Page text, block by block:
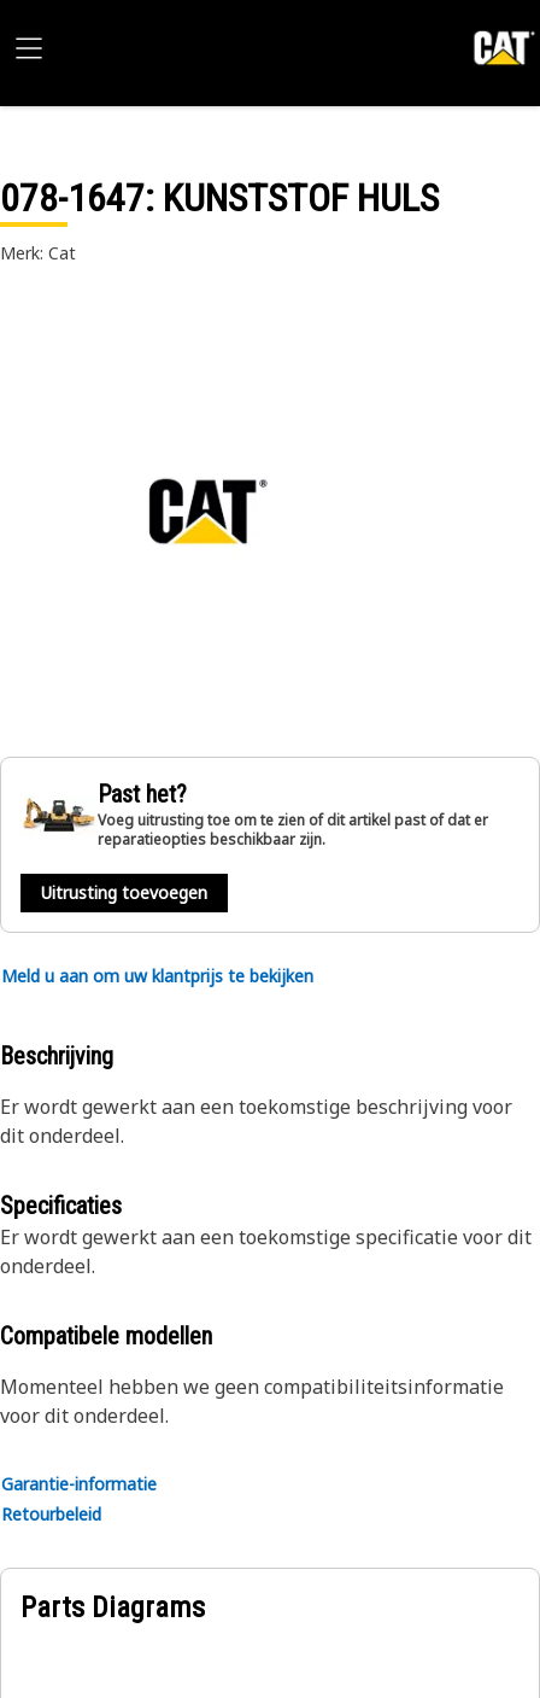
078-1647: KUNSTSTOF HULS
Merk: Cat
Past het?
Voeg uitrusting toe om te zien of dit artikel past of dat er
reparatieopties beschikbaar zijn.
Uitrusting toevoegen
Meld u aan om uw klantprijs te bekijken
Beschrijving
Er wordt gewerkt aan een toekomstige beschrijving voor
dit onderdeel.
Specificaties
Er wordt gewerkt aan een toekomstige specificatie voor dit
onderdeel.
Compatibele modellen
Momenteel hebben we geen compatibiliteitsinformatie
voor dit onderdeel.
Garantie-informatie
Retourbeleid
Parts Diagrams